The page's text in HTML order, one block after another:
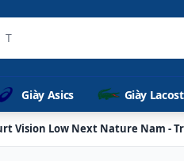
phẩm c
Giày Asics Giày
Vision Low Next Nature Nam -